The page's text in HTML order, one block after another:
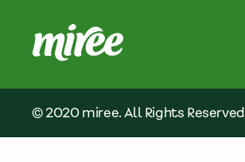
© 2020 miree. All Rights Reserved